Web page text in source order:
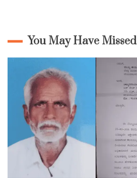
You May Have Missed